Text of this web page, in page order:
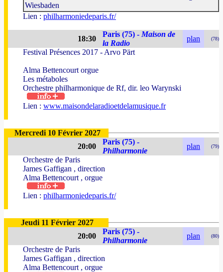
Wiesbaden
Lien : philharmoniedeparis.fr/
18:30
Paris (75) - Maison de
la Radio
plan (78)
Festival Présences 2017 - Arvo Pärt
Alma Bettencourt orgue
Les métaboles
Orchestre philharmonique de Rf, dir. leo Warynski
Lien : www.maisondelaradioetdelamusique.fr
Mercredi 10 Février 2027
20:00
Paris (75) -
Philharmonie
plan (79)
Orchestre de Paris
James Gaffigan , direction
Alma Bettencourt , orgue
Lien : philharmoniedeparis.fr/
Jeudi 11 Février 2027
20:00
Paris (75) -
Philharmonie
plan (80)
Orchestre de Paris
James Gaffigan , direction
Alma Bettencourt , orgue